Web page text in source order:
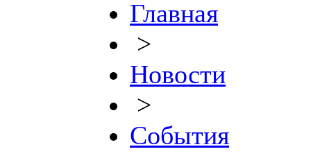
Главная
>
Новости
>
События